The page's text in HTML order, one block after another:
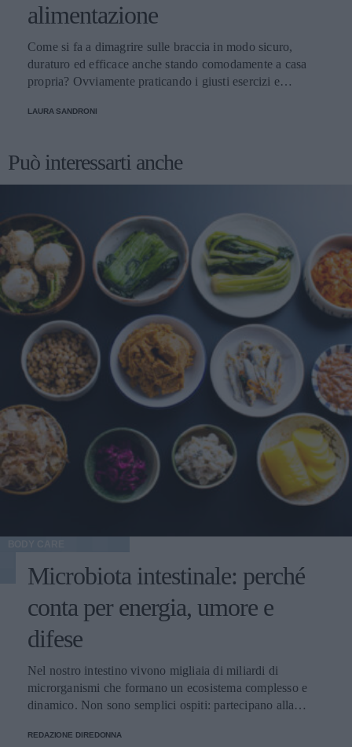
alimentazione
Come si fa a dimagrire sulle braccia in modo sicuro,
duraturo ed efficace anche stando comodamente a casa
propria? Ovviamente praticando i giusti esercizi e
quali
LAURA SANDRONI
Può interessarti anche
Microbiota intestinale: perché
conta per energia, umore e
difese
Nel nostro intestino vivono migliaia di miliardi di
microrganismi che formano un ecosistema complesso e
dinamico. Non sono semplici ospiti: partecipano alla
immunitario e dialogano costantemente con il cervello.
REDAZIONE DIREDONNA